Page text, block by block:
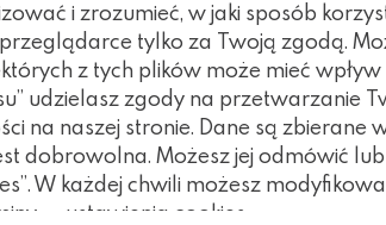
i zrozumieć, w jaki sposób
tylko za Twoją zgodą.
z tych plików może mieć wpływ
udzielasz zgody na przetwarzanie
na naszej stronie. Dane są zbierane
dobrowolna. Możesz jej odmówić lub
W każdej chwili możesz
— ustawienia cookies.
palisady